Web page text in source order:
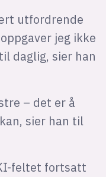
utfordrende
jeg ikke
daglig, sier han
– det er å
sier han til
feltet fortsatt